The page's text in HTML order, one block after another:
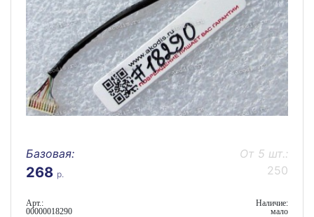
Базовая:
268 р.
От 5 шт.:
250
Арт.:
00000018290
Наличие:
мало